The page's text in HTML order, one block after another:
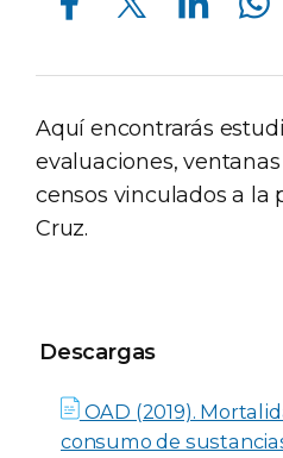
Aquí encontrarás
evaluaciones,
censos vinculados a la
Cruz.
Descargas
Descargas
OAD (2019).
consumo de